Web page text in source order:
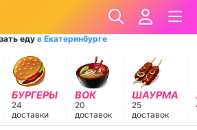
едув Екатеринбурге
БУРГЕРЫ
24
доставки
ВОК
20
доставок
ШАУРМА
25
доставок